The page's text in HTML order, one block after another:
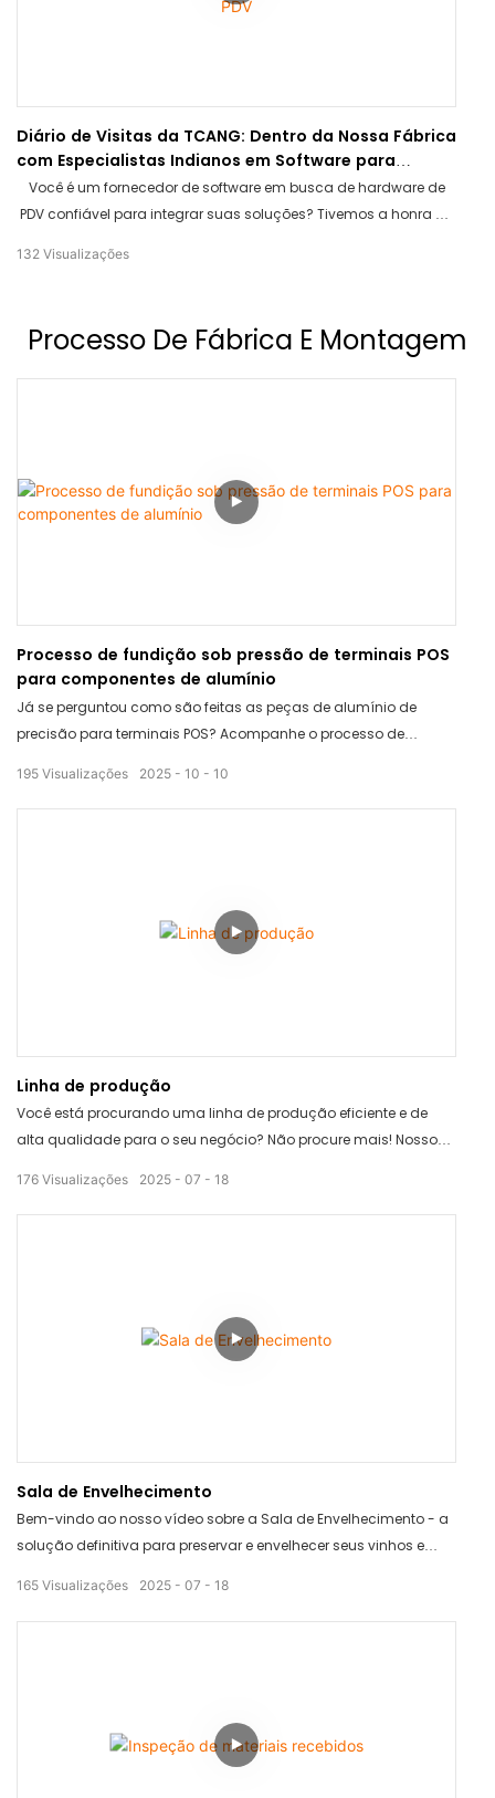
Diário de Visitas da TCANG: Dentro da Nossa Fábrica
com Especialistas Indianos em Software para
Integração de PDV
Você é um fornecedor de software em busca de hardware de
PDV confiável para integrar suas soluções? Tivemos a honra de
especialistas da Índia na fábrica da TCANG. Este vlog cobre
técnicos e testes de produto em primeira mão. Veja como
mesmo para discutir suas necessidades de integração!
132 Visualizações
Processo De Fábrica E Montagem
Processo de fundição sob pressão de terminais POS
para componentes de alumínio
Já se perguntou como são feitas as peças de alumínio de
precisão para terminais POS? Acompanhe o processo de
2025 10 10
195 Visualizações
Linha de produção
Você está procurando uma linha de produção eficiente e de
alta qualidade para o seu negócio? Não procure mais! Nosso
geração projetados para otimizar seu processo de fabricação e
aumentar a produtividade. Assista agora para ver como
2025 07 18
176 Visualizações
Sala de Envelhecimento
Bem-vindo ao nosso vídeo sobre a Sala de Envelhecimento - a
solução definitiva para preservar e envelhecer seus vinhos e
inovadora, a Sala de Envelhecimento permite controlar o
processo de envelhecimento para alcançar o perfil de sabor
2025 07 18
165 Visualizações